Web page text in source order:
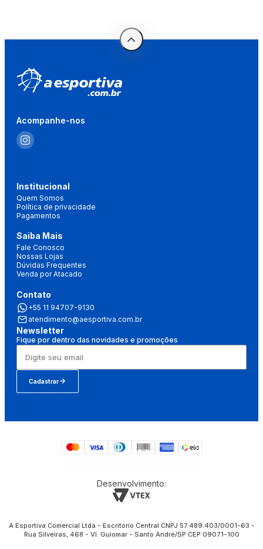
Acompanhe-nos
Institucional
Quem Somos
Política de privacidade
Pagamentos
Saiba Mais
Fale Conosco
Nossas Lojas
Dúvidas Frequentes
Venda por Atacado
Contato
+55 11 94707-9130
atendimento@aesportiva.com.br
Newsletter
Fique por dentro das novidades e promoções
Cadastrar
Desenvolvimento:
A Esportiva Comercial Ltda - Escritório Central CNPJ 57.489.403/0001-63 -
Rua Silveiras, 468 - Vl. Guiomar - Santo André/SP CEP 09071-100